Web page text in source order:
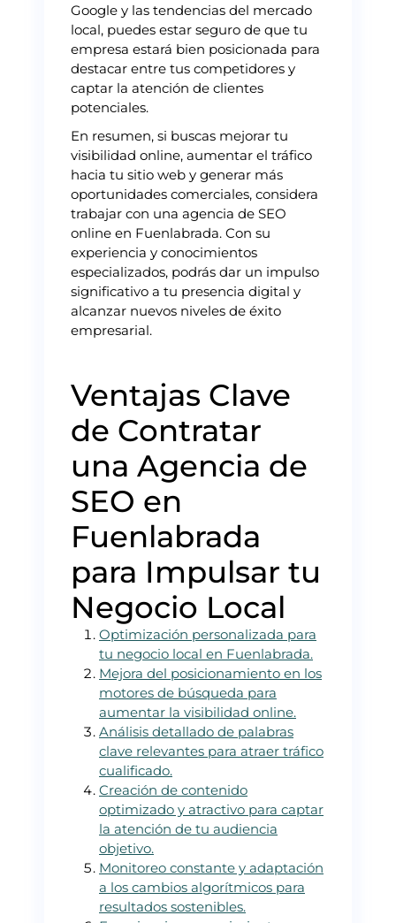
Google y las tendencias del mercado
local, puedes estar seguro de que tu
empresa estará bien posicionada para
destacar entre tus competidores y
captar la atención de clientes
potenciales.
En resumen, si buscas mejorar tu
visibilidad online, aumentar el tráfico
hacia tu sitio web y generar más
oportunidades comerciales, considera
trabajar con una agencia de SEO
online en Fuenlabrada. Con su
experiencia y conocimientos
especializados, podrás dar un impulso
significativo a tu presencia digital y
alcanzar nuevos niveles de éxito
empresarial.
Ventajas Clave
de Contratar
una Agencia de
SEO en
Fuenlabrada
para Impulsar tu
Negocio Local
Optimización personalizada para
tu negocio local en Fuenlabrada.
Mejora del posicionamiento en los
motores de búsqueda para
aumentar la visibilidad online.
Análisis detallado de palabras
clave relevantes para atraer tráfico
cualificado.
Creación de contenido
optimizado y atractivo para captar
la atención de tu audiencia
objetivo.
Monitoreo constante y adaptación
a los cambios algorítmicos para
resultados sostenibles.